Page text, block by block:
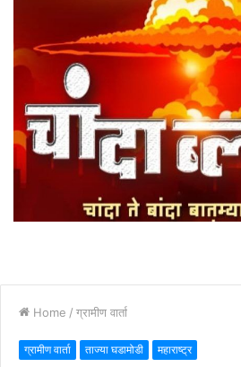
Home / ग्रामीण वार्ता
ग्रामीण वार्ता ताज्या घडामोडी महाराष्ट्र